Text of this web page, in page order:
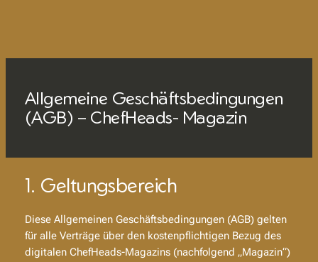
Allgemeine Geschäftsbedingungen
(AGB) – ChefHeads- Magazin
1. Geltungsbereich
Diese Allgemeinen Geschäftsbedingungen (AGB) gelten
für alle Verträge über den kostenpflichtigen Bezug des
digitalen ChefHeads-Magazins (nachfolgend „Magazin“)